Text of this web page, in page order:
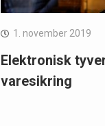
1. november 2019
Elektronisk
varesikring